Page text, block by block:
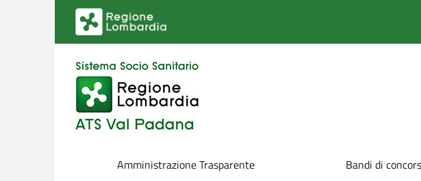
Salta al contenuto principale
Amministrazione Trasparente Bandi di